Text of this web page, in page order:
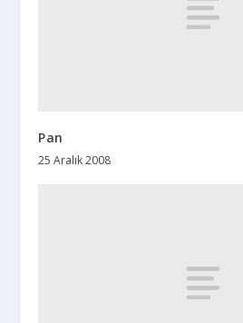
Pan
25 Aralık 2008